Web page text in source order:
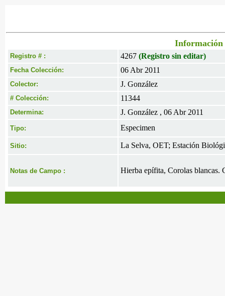
Información
Registro # : 4267 (Registro sin editar)
Fecha Colección: 06 Abr 2011
Colector: J. González
# Colección: 11344
Determina: J. González , 06 Abr 2011
Tipo: Especimen
Sitio: La Selva, OET; Estación
Notas de Campo : Hierba epífita, Corolas blancas.